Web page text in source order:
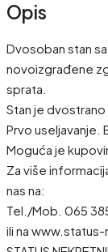
Opis
Dvosoban stan
novoizgrađene
sprata.
Stan je dvostrano
Prvo useljavanje.
Moguća je
Za više
nas na:
Tel./Mob. 065
ili na